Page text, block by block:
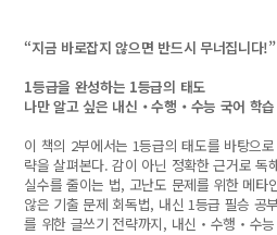
“지금 바로잡지 않으면 반드시 무너집니다!”
1등급을 완성하는 1등급의 태도
나만 알고 싶은 내신‧수행‧수능 국어 학습
이 책의 2부에서는 1등급의 태도를 바탕으
략을 살펴본다. 감이 아닌 정확한 근거로 독
실수를 줄이는 법, 고난도 문제를 위한 메타
않은 기출 문제 회독법, 내신 1등급 필승
를 위한 글쓰기 전략까지, 내신‧수행‧수능